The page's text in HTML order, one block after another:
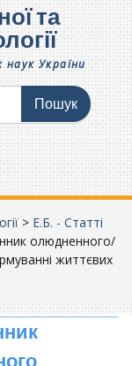
та
наук України
> Е.Б. - Статті
олюдненного/
життєвих